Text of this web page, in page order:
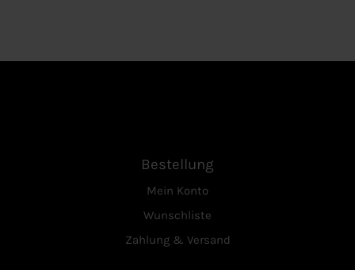
Bestellung
Mein Konto
Wunschliste
Zahlung & Versand